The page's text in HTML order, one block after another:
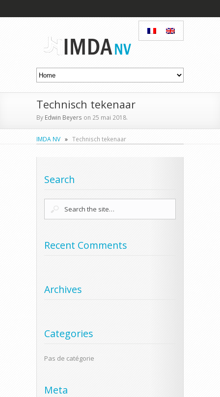
Technisch tekenaar
By Edwin Beyers on 25 mai 2018.
IMDA NV » Technisch tekenaar
Search
Recent Comments
Archives
Categories
Pas de catégorie
Meta